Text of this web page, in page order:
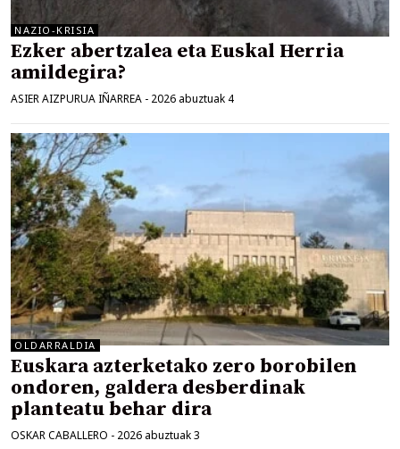
NAZIO-KRISIA
Ezker abertzalea eta Euskal Herria
amildegira?
ASIER AIZPURUA IÑARREA - 2026 abuztuak 4
OLDARRALDIA
Euskara azterketako zero borobilen
ondoren, galdera desberdinak
planteatu behar dira
OSKAR CABALLERO - 2026 abuztuak 3